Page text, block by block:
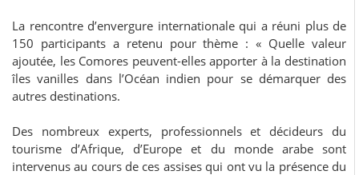
La rencontre d’envergure internationale qui a réuni plus de
150 participants a retenu pour thème : « Quelle valeur
ajoutée, les Comores peuvent-elles apporter à la destination
îles vanilles dans l’Océan indien pour se démarquer des
autres destinations.
Des nombreux experts, professionnels et décideurs du
tourisme d’Afrique, d’Europe et du monde arabe sont
intervenus au cours de ces assises qui ont vu la présence du